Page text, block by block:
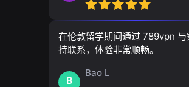
在伦敦留学期间通过 789vpn 与
持联系，体验非常顺畅。
B
Bao L